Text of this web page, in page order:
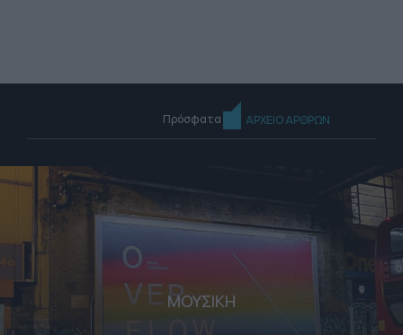
Πρόσφατα ΑΡΧΕΙΟ ΑΡΘΡΩΝ
ΜΟΥΣΙΚΗ